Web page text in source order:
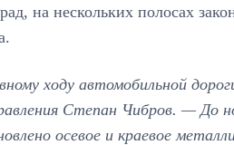
на нескольких полосах
ходу автомобильной
Степан Чибров. — До
осевое и краевое